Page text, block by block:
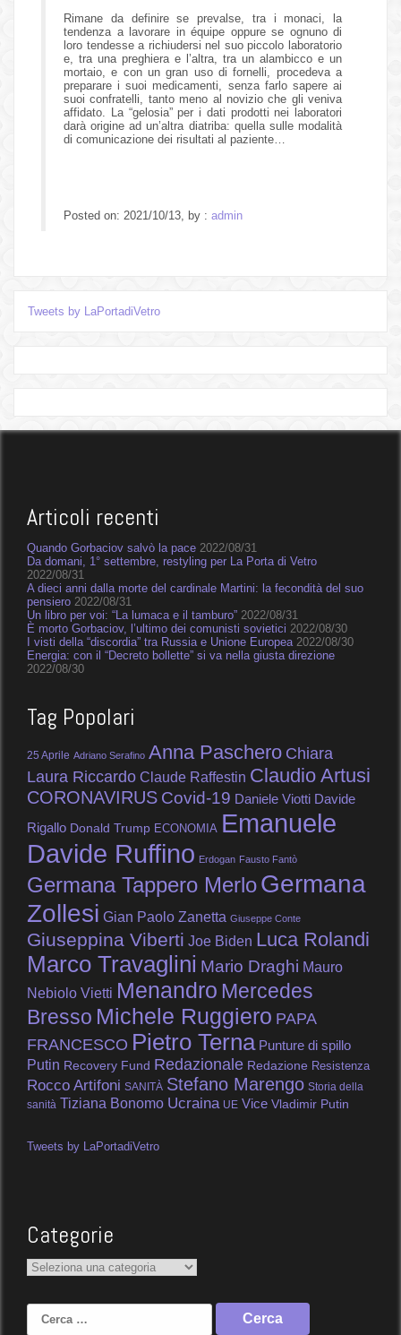
Rimane da definire se prevalse, tra i monaci, la
tendenza a lavorare in équipe oppure se ognuno di
loro tendesse a richiudersi nel suo piccolo laboratorio
e, tra una preghiera e l’altra, tra un alambicco e un
mortaio, e con un gran uso di fornelli, procedeva a
preparare i suoi medicamenti, senza farlo sapere ai
suoi confratelli, tanto meno al novizio che gli veniva
affidato. La “gelosia” per i dati prodotti nei laboratori
darà origine ad un’altra diatriba: quella sulle modalità
di comunicazione dei risultati al paziente…
Posted on: 2021/10/13, by : admin
Tweets by LaPortadiVetro
Articoli recenti
Quando Gorbaciov salvò la pace 2022/08/31
Da domani, 1° settembre, restyling per La Porta di Vetro
2022/08/31
A dieci anni dalla morte del cardinale Martini: la fecondità del suo
pensiero 2022/08/31
Un libro per voi: “La lumaca e il tamburo” 2022/08/31
È morto Gorbaciov, l’ultimo dei comunisti sovietici 2022/08/30
I visti della “discordia” tra Russia e Unione Europea 2022/08/30
Energia: con il “Decreto bollette” si va nella giusta direzione
2022/08/30
Tag Popolari
25 Aprile Adriano Serafino Anna Paschero Chiara
Laura Riccardo Claude Raffestin Claudio Artusi
CORONAVIRUS Covid-19 Daniele Viotti Davide
Rigallo Donald Trump ECONOMIA Emanuele
Davide Ruffino Erdogan Fausto Fantò
Germana Tappero MerloGermana
Zollesi Gian Paolo Zanetta Giuseppe Conte
Giuseppina Viberti Joe Biden Luca Rolandi
Marco Travaglini Mario Draghi Mauro
Nebiolo Vietti Menandro Mercedes
Bresso Michele Ruggiero PAPA
FRANCESCO Pietro Terna Punture di spillo
Putin Recovery Fund Redazionale Redazione Resistenza
Rocco Artifoni SANITÀ Stefano Marengo Storia della
sanità Tiziana Bonomo Ucraina UE Vice Vladimir Putin
Tweets by LaPortadiVetro
Categorie
Categorie
Ricerca
per: